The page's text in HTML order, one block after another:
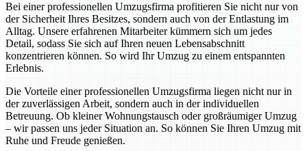
Bei einer professionellen Umzugsfirma profitieren Sie nicht nur von
der Sicherheit Ihres Besitzes, sondern auch von der Entlastung im
Alltag. Unsere erfahrenen Mitarbeiter kümmern sich um jedes
Detail, sodass Sie sich auf Ihren neuen Lebensabschnitt
konzentrieren können. So wird Ihr Umzug zu einem entspannten
Erlebnis.
Die Vorteile einer professionellen Umzugsfirma liegen nicht nur in
der zuverlässigen Arbeit, sondern auch in der individuellen
Betreuung. Ob kleiner Wohnungstausch oder großräumiger Umzug
– wir passen uns jeder Situation an. So können Sie Ihren Umzug mit
Ruhe und Freude genießen.